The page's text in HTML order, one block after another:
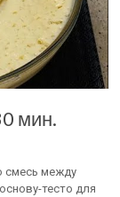
мин.
смесь между
тесто для